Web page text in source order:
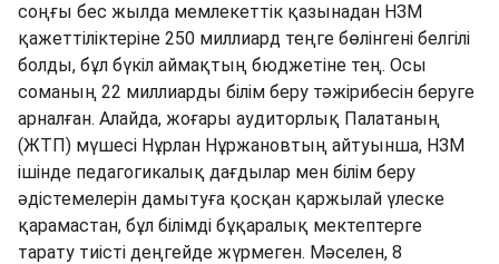
соңғы бес жылда мемлекеттік қазынадан НЗМ
қажеттіліктеріне 250 миллиард теңге бөлінгені белгілі
болды, бұл бүкіл аймақтың бюджетіне тең. Осы
соманың 22 миллиарды білім беру тәжірибесін беруге
арналған. Алайда, жоғары аудиторлық Палатаның
(ЖТП) мүшесі Нұрлан Нұржановтың айтуынша, НЗМ
ішінде педагогикалық дағдылар мен білім беру
әдістемелерін дамытуға қосқан қаржылай үлеске
қарамастан, бұл білімді бұқаралық мектептерге
тарату тиісті деңгейде жүрмеген. Мәселен, 8